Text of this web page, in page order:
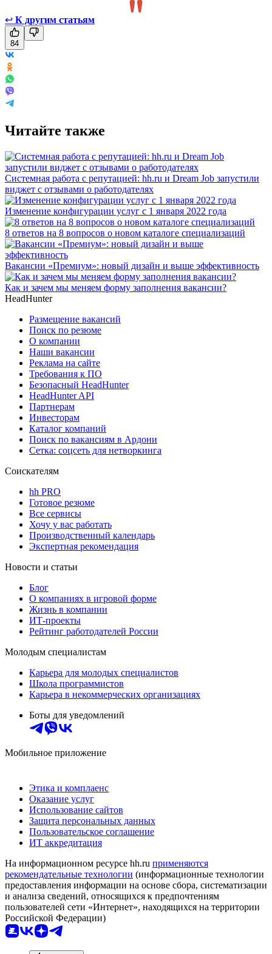
↩ К другим статьям
84
Читайте также
Системная работа с репутацией: hh.ru и Dream Job запустили
виджет с отзывами о работодателях
Изменение конфигурации услуг с 1 января 2022 года
8 ответов на 8 вопросов о новом каталоге специализаций
Вакансии «Премиум»: новый дизайн и выше эффективность
Как и зачем мы меняем форму заполнения вакансии?
HeadHunter
Размещение вакансий
Поиск по резюме
О компании
Наши вакансии
Реклама на сайте
Требования к ПО
Безопасный HeadHunter
HeadHunter API
Партнерам
Инвесторам
Каталог компаний
Поиск по вакансиям в Ардони
Сетка: соцсеть для нетворкинга
Соискателям
hh PRO
Готовое резюме
Все сервисы
Хочу у вас работать
Производственный календарь
Экспертная рекомендация
Новости и статьи
Блог
О компаниях в игровой форме
Жизнь в компании
ИТ-проекты
Рейтинг работодателей России
Молодым специалистам
Карьера для молодых специалистов
Школа программистов
Карьера в некоммерческих организациях
Боты для уведомлений
Мобильное приложение
Этика и комплаенс
Оказание услуг
Использование сайтов
Защита персональных данных
Пользовательское соглашение
ИТ аккредитация
На информационном ресурсе hh.ru применяются
рекомендательные технологии (информационные технологии
предоставления информации на основе сбора, систематизации
и анализа сведений, относящихся к предпочтениям
пользователей сети «Интернет», находящихся на территории
Российской Федерации)